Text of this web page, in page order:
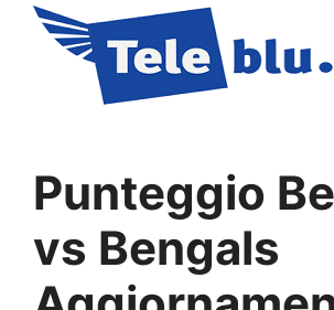
contenuto
Punteggio
vs Bengals